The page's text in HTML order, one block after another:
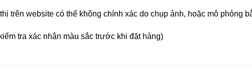
trên website có thể không chính xác do chụp ảnh, hoặc mô phỏng
tra xác nhận màu sắc trước khi đặt hàng)